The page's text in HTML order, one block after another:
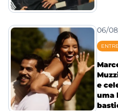
06/
e
uma